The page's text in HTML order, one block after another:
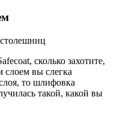
сколько захотите,
слоем вы слегка
то шлифовка
такой, какой вы